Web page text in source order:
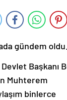
gündem oldu.
Başkanı
Muhterem
binlerce